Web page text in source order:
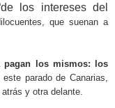
los intereses del
que suenan a
pagan los mismos: los
este parado de Canarias,
y otra delante.